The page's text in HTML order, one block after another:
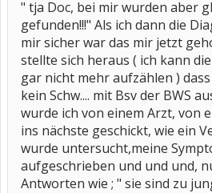
" tja Doc, bei mir wurden aber
gefunden!!!" Als ich dann die
mir sicher war das mir jetzt
stellte sich heraus ( ich kann
gar nicht mehr aufzählen )
kein Schw.... mit Bsv der BWS
wurde ich von einem Arzt, von
ins nächste geschickt, wie ein
wurde untersucht,meine
aufgeschrieben und und und,
Antworten wie ; " sie sind zu